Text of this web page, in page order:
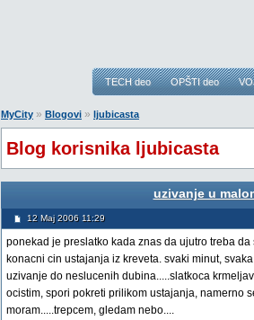
TECH deo OPŠTI deo
MyCity » Blogovi » ljubicasta
Blog korisnika ljubicasta
uzivanje u
12 Maj 2006 11:29
ponekad je preslatko kada znas da ujutro treba
konacni cin ustajanja iz kreveta. svaki minut,
uzivanje do neslucenih dubina.....slatkoca
ocistim, spori pokreti prilikom ustajanja, namerno
moram.....trepcem, gledam nebo....